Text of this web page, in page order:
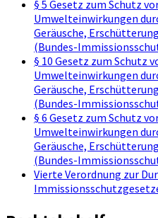
§ 5 Gesetz zum Schutz
Umwelteinwirkungen
Geräusche,
(Bundes-
§ 10 Gesetz zum Schutz
Umwelteinwirkungen
Geräusche,
(Bundes-
§ 6 Gesetz zum Schutz
Umwelteinwirkungen
Geräusche,
(Bundes-
Vierte Verordnung zur